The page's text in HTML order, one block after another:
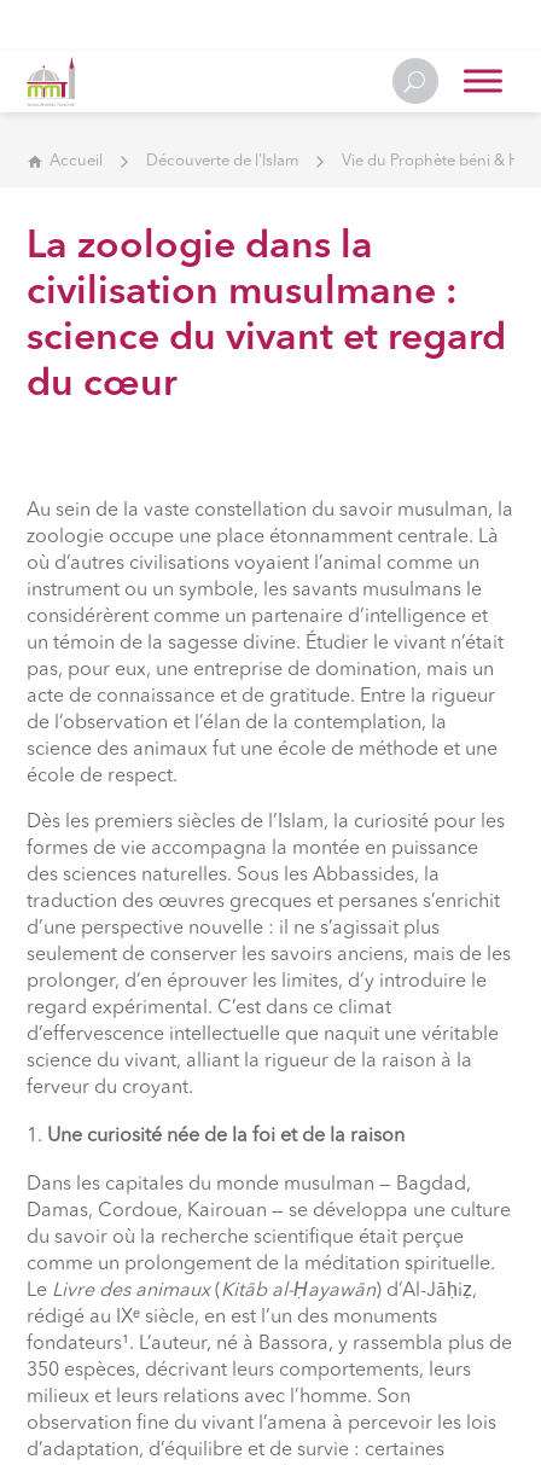
Accueil Découverte de l'Islam Vie du Prophète béni &
La zoologie dans la
civilisation musulmane :
science du vivant et regard
du cœur
Au sein de la vaste constellation du savoir musulman, la
zoologie occupe une place étonnamment centrale. Là
où d’autres civilisations voyaient l’animal comme un
instrument ou un symbole, les savants musulmans le
considérèrent comme un partenaire d’intelligence et
un témoin de la sagesse divine. Étudier le vivant n’était
pas, pour eux, une entreprise de domination, mais un
acte de connaissance et de gratitude. Entre la rigueur
de l’observation et l’élan de la contemplation, la
science des animaux fut une école de méthode et une
école de respect.
Dès les premiers siècles de l’Islam, la curiosité pour les
formes de vie accompagna la montée en puissance
des sciences naturelles. Sous les Abbassides, la
traduction des œuvres grecques et persanes s’enrichit
d’une perspective nouvelle : il ne s’agissait plus
seulement de conserver les savoirs anciens, mais de les
prolonger, d’en éprouver les limites, d’y introduire le
regard expérimental. C’est dans ce climat
d’effervescence intellectuelle que naquit une véritable
science du vivant, alliant la rigueur de la raison à la
ferveur du croyant.
Une curiosité née de la foi et de la raison
Dans les capitales du monde musulman — Bagdad,
Damas, Cordoue, Kairouan — se développa une culture
du savoir où la recherche scientifique était perçue
comme un prolongement de la méditation spirituelle.
Le Livre des animaux(Kitāb al-Ḥayawān) d’Al-Jāḥiẓ,
rédigé au IXᵉ siècle, en est l’un des monuments
fondateurs¹. L’auteur, né à Bassora, y rassembla plus de
350 espèces, décrivant leurs comportements, leurs
milieux et leurs relations avec l’homme. Son
observation fine du vivant l’amena à percevoir les lois
d’adaptation, d’équilibre et de survie : certaines